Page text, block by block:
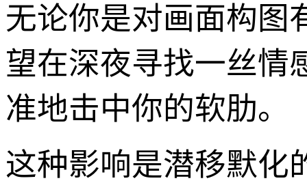
无论你是对画面构图
望在深夜寻找一丝情
准地击中你的软肋。
这种影响是潜移默化